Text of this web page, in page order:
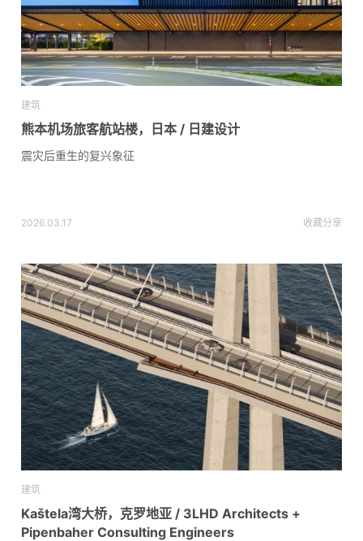
建筑
熊本机场旅客航站楼，日本 / 日建设计
震灾后重生的复兴象征
2026.03.17 收藏分享
建筑
Kaštela湾大桥，克罗地亚 / 3LHD Architects +
Pipenbaher Consulting Engineers